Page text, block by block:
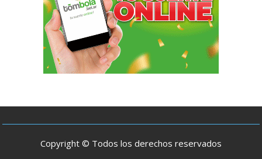
Copyright © Todos los derechos reservados